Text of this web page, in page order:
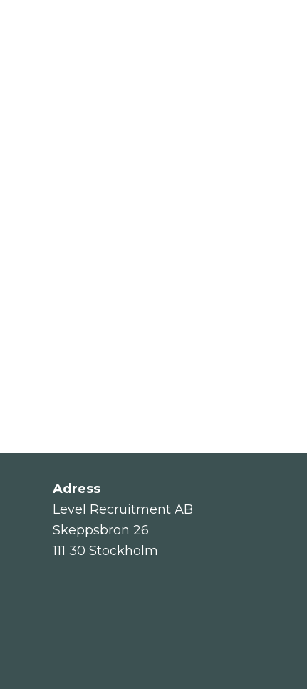
Adress
Level Recruitment AB
Skeppsbron 26
111 30 Stockholm